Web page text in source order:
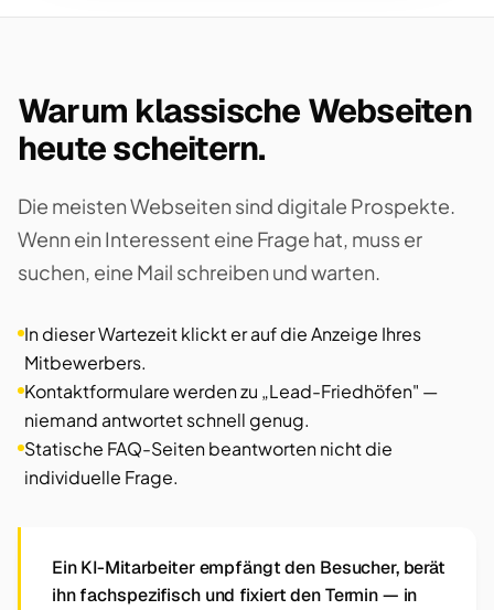
Warum klassische Webseiten
heute scheitern.
Die meisten Webseiten sind digitale Prospekte.
Wenn ein Interessent eine Frage hat, muss er
suchen, eine Mail schreiben und warten.
In dieser Wartezeit klickt er auf die Anzeige Ihres
Mitbewerbers.
Kontaktformulare werden zu „Lead-Friedhöfen" —
niemand antwortet schnell genug.
Statische FAQ-Seiten beantworten nicht die
individuelle Frage.
Ein KI-Mitarbeiter empfängt den Besucher, berät
ihn fachspezifisch und fixiert den Termin — in